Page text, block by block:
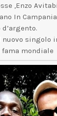
,Enzo
In
singolo
mondiale